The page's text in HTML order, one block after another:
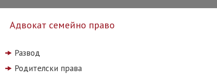
Адвокат семейно право
Развод
Родителски права